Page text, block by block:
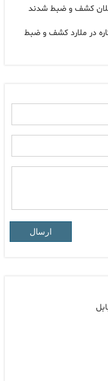
گیلان کشف و ضبط شدند
در ملارد کشف و ضبط
ارسال